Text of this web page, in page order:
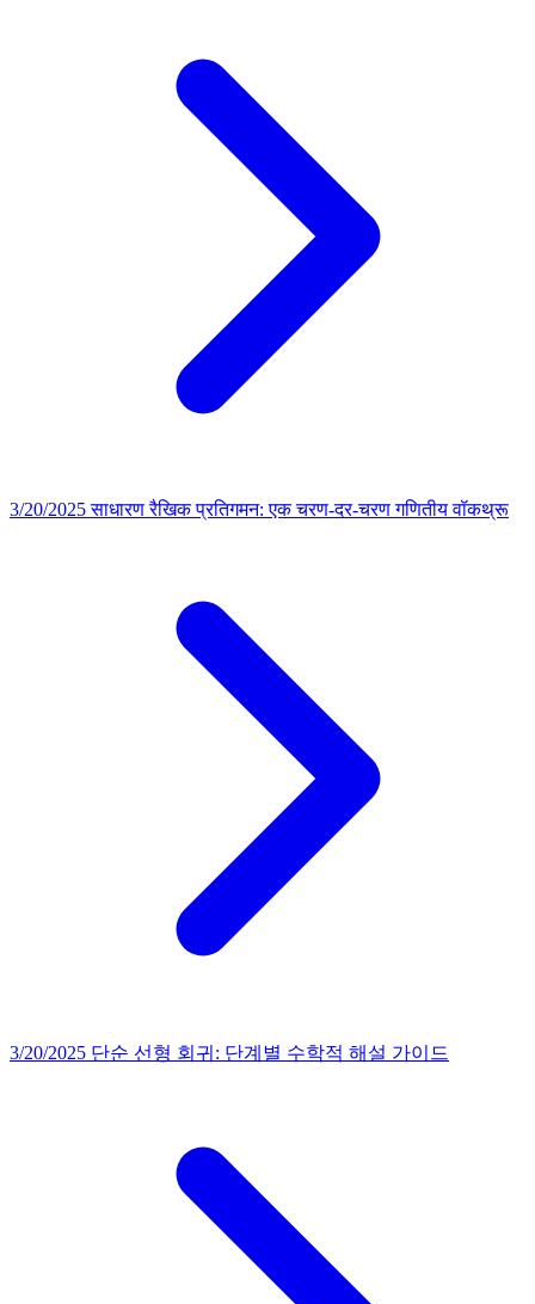
3/20/2025 साधारण रैखिक प्रतिगमन: एक चरण-दर-चरण गणितीय वॉकथ्रू
3/20/2025 단순 선형 회귀: 단계별 수학적 해설 가이드